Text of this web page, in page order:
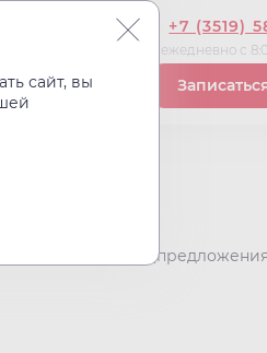
+7 (3519)
ежедневно с
новые спецпредложения
сайт, вы